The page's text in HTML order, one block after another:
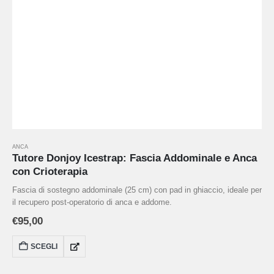
ANCA
Tutore Donjoy Icestrap: Fascia Addominale e Anca
con Crioterapia
Fascia di sostegno addominale (25 cm) con pad in ghiaccio, ideale per
il recupero post-operatorio di anca e addome.
€95,00
SCEGLI